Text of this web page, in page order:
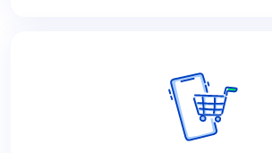
mCommerce je sklop
omogočajo nemoteno